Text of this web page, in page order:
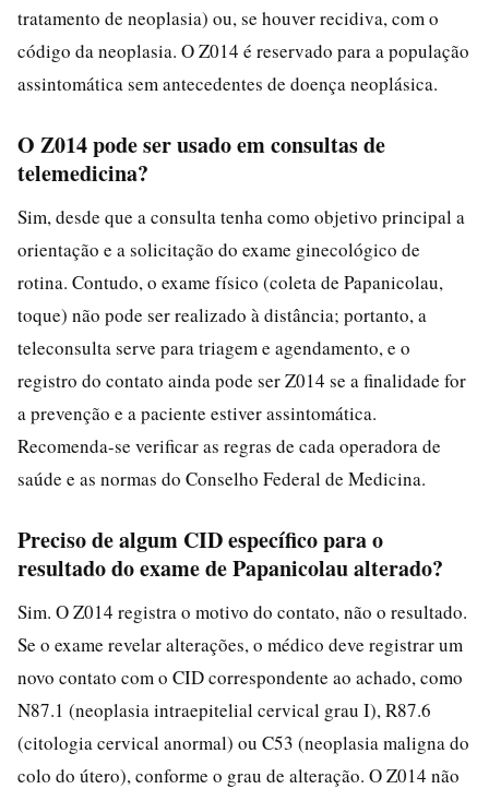
tratamento de neoplasia) ou, se houver recidiva, com o
código da neoplasia. O Z014 é reservado para a população
assintomática sem antecedentes de doença neoplásica.
O Z014 pode ser usado em consultas de
telemedicina?
Sim, desde que a consulta tenha como objetivo principal a
orientação e a solicitação do exame ginecológico de
rotina. Contudo, o exame físico (coleta de Papanicolau,
toque) não pode ser realizado à distância; portanto, a
teleconsulta serve para triagem e agendamento, e o
registro do contato ainda pode ser Z014 se a finalidade for
a prevenção e a paciente estiver assintomática.
Recomenda-se verificar as regras de cada operadora de
saúde e as normas do Conselho Federal de Medicina.
Preciso de algum CID específico para o
resultado do exame de Papanicolau alterado?
Sim. O Z014 registra o motivo do contato, não o resultado.
Se o exame revelar alterações, o médico deve registrar um
novo contato com o CID correspondente ao achado, como
N87.1 (neoplasia intraepitelial cervical grau I), R87.6
(citologia cervical anormal) ou C53 (neoplasia maligna do
colo do útero), conforme o grau de alteração. O Z014 não